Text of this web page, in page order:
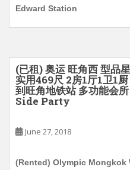
Edward Station
(已租) 奥运 旺角西 型
实用469尺 2房1厅1卫1
到旺角地铁站 多功能会
Side Party
June 27, 2018
(Rented) Olympic Mongkok